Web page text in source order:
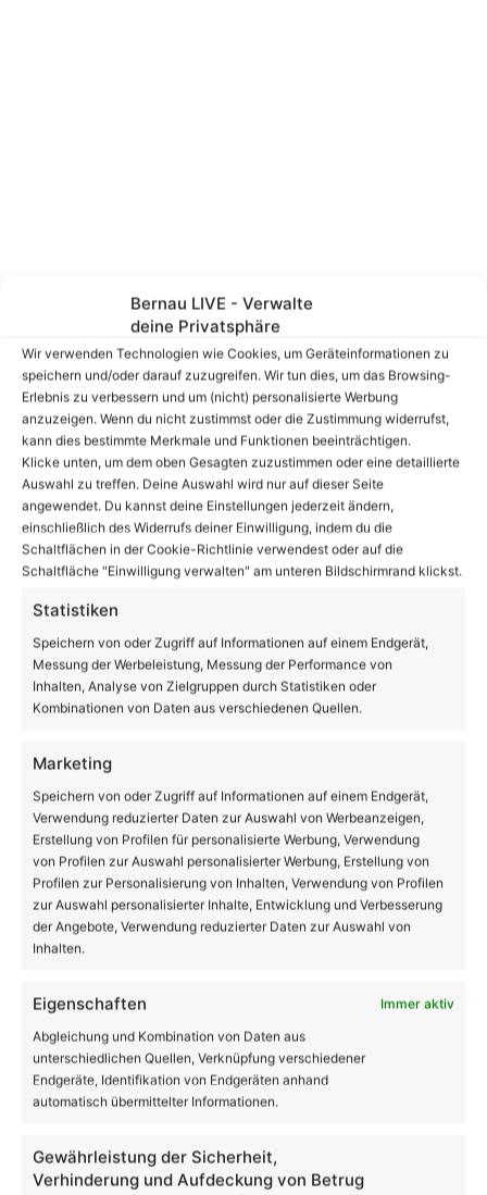
Bernau LIVE - Verwalte
deine Privatsphäre
Wir verwenden Technologien wie Cookies, um Geräteinformationen zu
speichern und/oder darauf zuzugreifen. Wir tun dies, um das Browsing-
Erlebnis zu verbessern und um (nicht) personalisierte Werbung
anzuzeigen. Wenn du nicht zustimmst oder die Zustimmung widerrufst,
kann dies bestimmte Merkmale und Funktionen beeinträchtigen.
Klicke unten, um dem oben Gesagten zuzustimmen oder eine detaillierte
Auswahl zu treffen. Deine Auswahl wird nur auf dieser Seite
angewendet. Du kannst deine Einstellungen jederzeit ändern,
einschließlich des Widerrufs deiner Einwilligung, indem du die
Schaltflächen in der Cookie-Richtlinie verwendest oder auf die
Schaltfläche "Einwilligung verwalten" am unteren Bildschirmrand klickst.
Statistiken
Speichern von oder Zugriff auf Informationen auf einem Endgerät,
Messung der Werbeleistung, Messung der Performance von
Inhalten, Analyse von Zielgruppen durch Statistiken oder
Kombinationen von Daten aus verschiedenen Quellen.
Marketing
Speichern von oder Zugriff auf Informationen auf einem Endgerät,
Verwendung reduzierter Daten zur Auswahl von Werbeanzeigen,
Erstellung von Profilen für personalisierte Werbung, Verwendung
von Profilen zur Auswahl personalisierter Werbung, Erstellung von
Profilen zur Personalisierung von Inhalten, Verwendung von Profilen
zur Auswahl personalisierter Inhalte, Entwicklung und Verbesserung
der Angebote, Verwendung reduzierter Daten zur Auswahl von
Inhalten.
Eigenschaften
Immer aktiv
Abgleichung und Kombination von Daten aus
unterschiedlichen Quellen, Verknüpfung verschiedener
Endgeräte, Identifikation von Endgeräten anhand
automatisch übermittelter Informationen.
Gewährleistung der Sicherheit,
Verhinderung und Aufdeckung von Betrug
Partei / Fraktionsmitteilungen
Fraktionen fordern Neuausrichtung des
Winterdienstes in Bernau